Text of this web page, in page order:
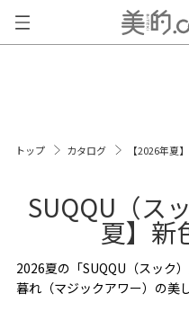
トップ カタログ 【2026年夏
SUQQU（ス
夏】新
2026夏の「SUQQU（スック
暮れ（マジックアワー）の美